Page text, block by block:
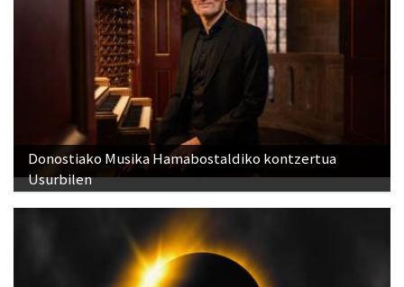
Donostiako Musika Hamabostaldiko kontzertua
Usurbilen